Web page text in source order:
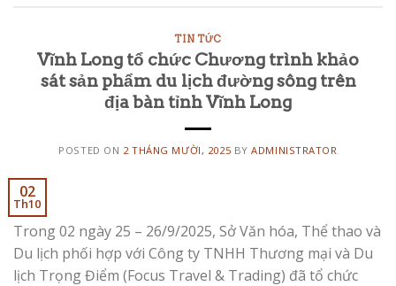
TIN TỨC
Vĩnh Long tổ chức Chương trình khảo
sát sản phẩm du lịch đường sông trên
địa bàn tỉnh Vĩnh Long
POSTED ON 2 THÁNG MƯỜI, 2025 BYADMINISTRATOR
02
Th10
Trong 02 ngày 25 – 26/9/2025, Sở Văn hóa, Thể thao và
Du lịch phối hợp với Công ty TNHH Thương mại và Du
lịch Trọng Điểm (Focus Travel & Trading) đã tổ chức